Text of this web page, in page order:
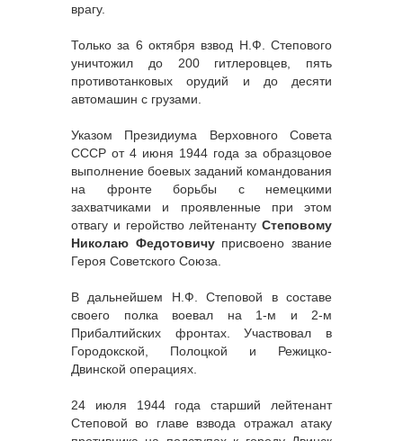
врагу.
Только за 6 октября взвод Н.Ф. Степового
уничтожил до 200 гитлеровцев, пять
противотанковых орудий и до десяти
автомашин с грузами.
Указом Президиума Верховного Совета
СССР от 4 июня 1944 года за образцовое
выполнение боевых заданий командования
на фронте борьбы с немецкими
захватчиками и проявленные при этом
отвагу и геройство лейтенанту Степовому
Николаю Федотовичуприсвоено звание
Героя Советского Союза.
В дальнейшем Н.Ф. Степовой в составе
своего полка воевал на 1-м и 2-м
Прибалтийских фронтах. Участвовал в
Городокской, Полоцкой и Режицко-
Двинской операциях.
24 июля 1944 года старший лейтенант
Степовой во главе взвода отражал атаку